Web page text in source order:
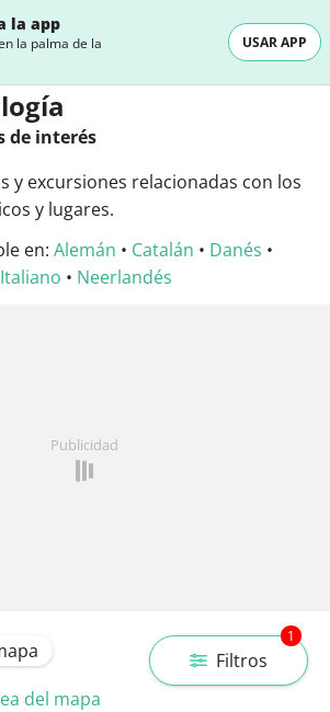
la app
la palma de la
USAR APP
de interés
y excursiones relacionadas con los
y lugares.
en: Alemán • Catalán • Danés •
Italiano • Neerlandés
Publicidad
Filtros
1
del mapa